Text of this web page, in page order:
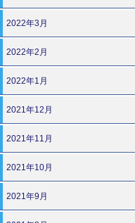
2022年3月
2022年2月
2022年1月
2021年12月
2021年11月
2021年10月
2021年9月